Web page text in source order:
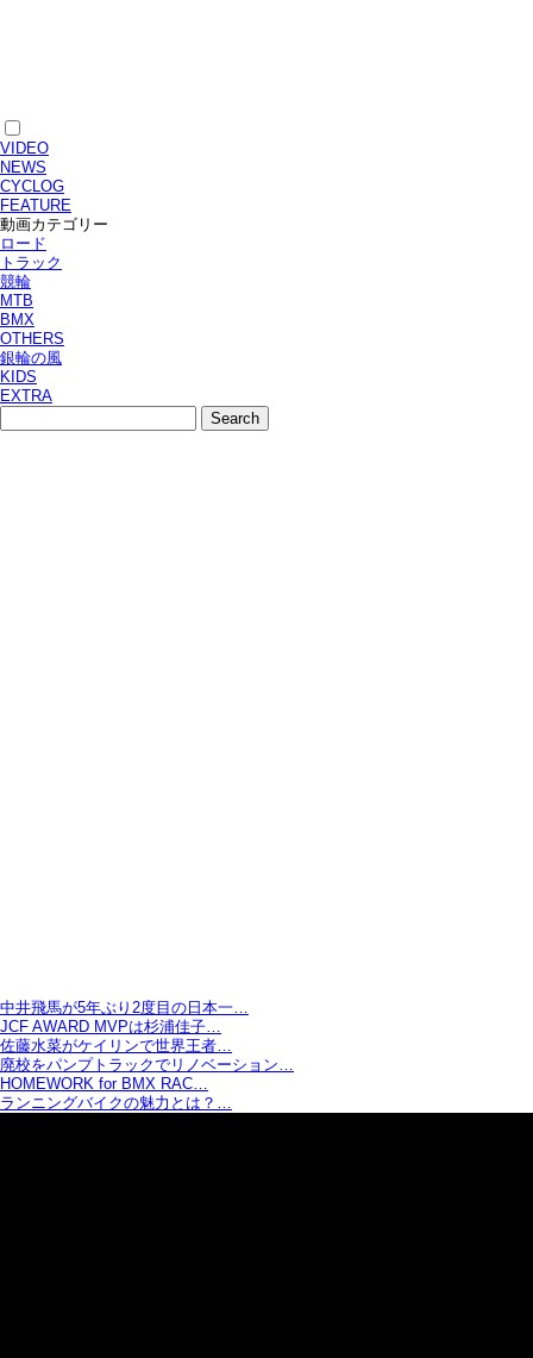
VIDEO
NEWS
CYCLOG
FEATURE
動画カテゴリー
ロード
トラック
競輪
MTB
BMX
OTHERS
銀輪の風
KIDS
EXTRA
中井飛馬が5年ぶり2度目の日本一…
JCF AWARD MVPは杉浦佳子…
佐藤水菜がケイリンで世界王者…
廃校をパンプトラックでリノベーション…
HOMEWORK for BMX RAC…
ランニングバイクの魅力とは？…